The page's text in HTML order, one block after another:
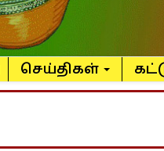
செய்திகள்